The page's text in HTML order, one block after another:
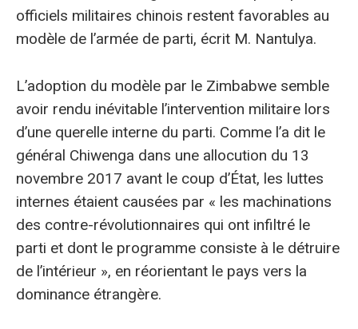
officiels militaires chinois restent favorables au
modèle de l’armée de parti, écrit M. Nantulya.
L’adoption du modèle par le Zimbabwe semble
avoir rendu inévitable l’intervention militaire lors
d’une querelle interne du parti. Comme l’a dit le
général Chiwenga dans une allocution du 13
novembre 2017 avant le coup d’État, les luttes
internes étaient causées par « les machinations
des contre-révolutionnaires qui ont infiltré le
parti et dont le programme consiste à le détruire
de l’intérieur », en réorientant le pays vers la
dominance étrangère.